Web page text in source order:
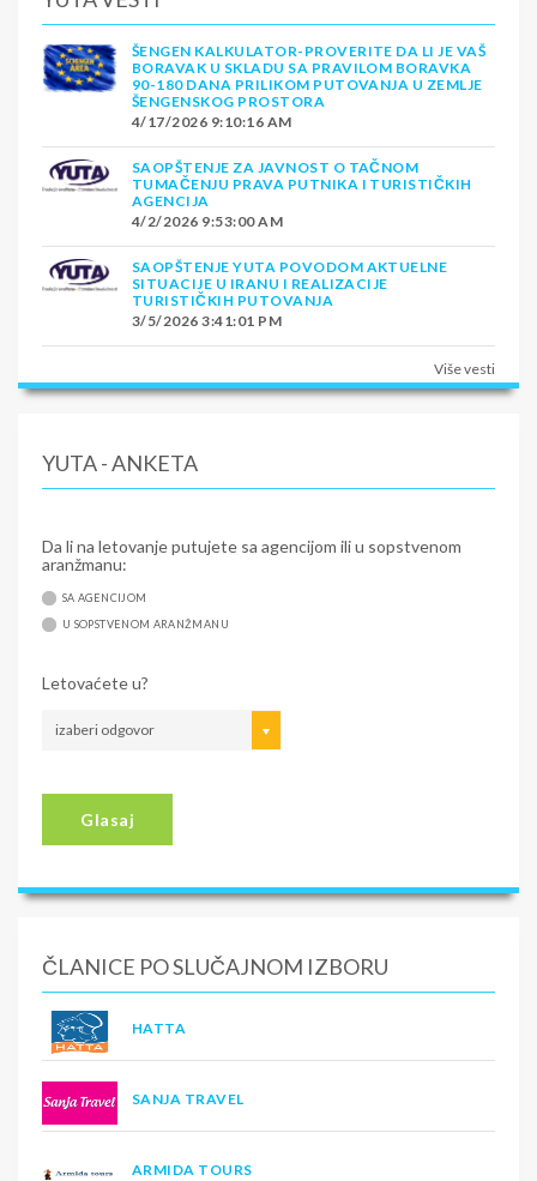
ŠENGEN KALKULATOR-PROVERITE DA LI JE VAŠ
BORAVAK U SKLADU SA PRAVILOM BORAVKA
90-180 DANA PRILIKOM PUTOVANJA U ZEMLJE
ŠENGENSKOG PROSTORA
4/17/2026 9:10:16 AM
SAOPŠTENJE ZA JAVNOST O TAČNOM
TUMAČENJU PRAVA PUTNIKA I TURISTIČKIH
AGENCIJA
4/2/2026 9:53:00 AM
SAOPŠTENJE YUTA POVODOM AKTUELNE
SITUACIJE U IRANU I REALIZACIJE
TURISTIČKIH PUTOVANJA
3/5/2026 3:41:01 PM
Više vesti
YUTA - ANKETA
Da li na letovanje putujete sa agencijom ili u sopstvenom
aranžmanu:
SA AGENCIJOM
U SOPSTVENOM ARANŽMANU
Letovaćete u?
izaberi odgovor
Glasaj
ČLANICE PO SLUČAJNOM IZBORU
HATTA
SANJA TRAVEL
ARMIDA TOURS